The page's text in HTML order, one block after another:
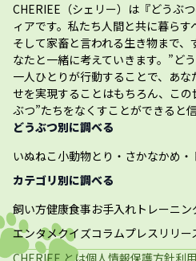
CHERIEE（シェリー） は『どうぶ
ィアです。私たち人間と共に暮らす
そして家畜と言われる生き物まで、
なたと一緒に考えていきます。”ど
一人ひとりが行動することで、あ
せを実現することはもちろん、こ
ぶつ”たちをなくすことができると信
どうぶつ別に調べる
いぬねこ小動物とり・さかなかめ・
カテゴリ別に調べる
飼い方健康食事お手入れ トレーニン
エンタメクイズコラムプレスリリー